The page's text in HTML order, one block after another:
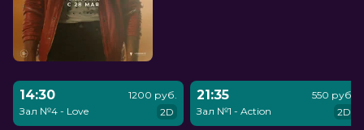
14:30
Зал №4 - Love
1200 руб.
2D
21:35
Зал №1 - Action
550 руб.
2D